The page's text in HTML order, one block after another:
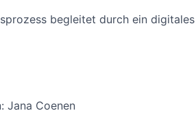
begleitet durch ein
Jana Coenen